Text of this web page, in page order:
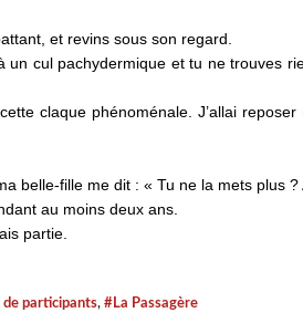
et revins sous son regard.
cul pachydermique et tu ne trouves
claque phénoménale. J’allai
belle-fille me dit : « Tu ne la mets plus
au moins deux ans.
partie.
de participants, #La Passagère